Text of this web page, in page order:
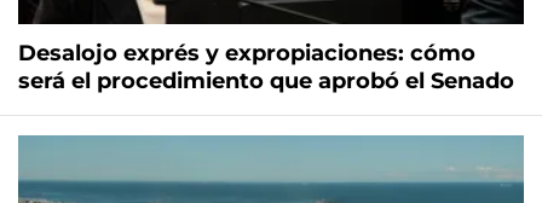
Desalojo exprés y expropiaciones: cómo
será el procedimiento que aprobó el Senado